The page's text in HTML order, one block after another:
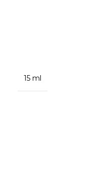
15 ml